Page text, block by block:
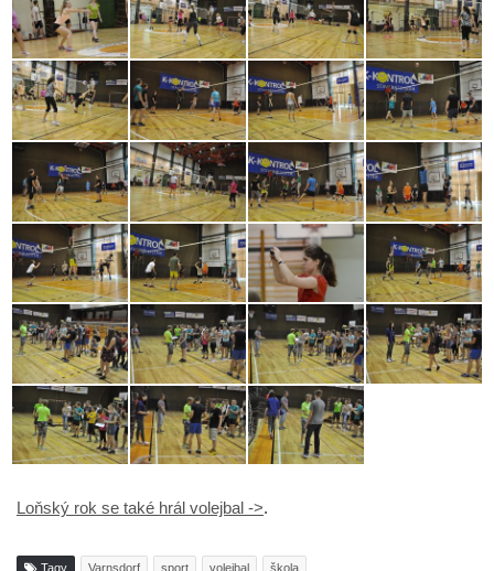
Loňský rok se také hrál volejbal ->.
Tagy Varnsdorf sport volejbal škola